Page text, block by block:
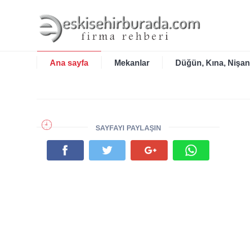
Ana sayfa Mekanlar Düğün, Kına, Nişan
SAYFAYI PAYLAŞIN